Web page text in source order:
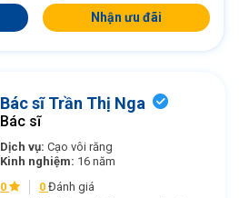
Nhận ưu đãi
Bác sĩ Trần Thị Nga
Bác sĩ
Dịch vụ: Cạo vôi răng
Kinh nghiệm: 16 năm
0
0 Đánh giá